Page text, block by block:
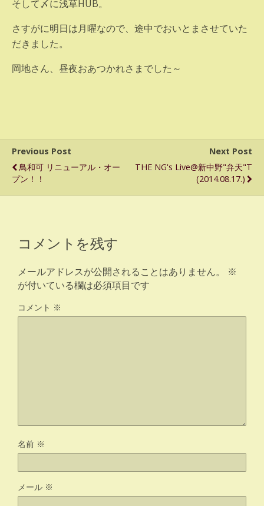
そして〆に浅草HUB。
さすがに明日は月曜なので、途中でおいとまさせていた
だきました。
岡地さん、昼夜おあつかれさまでした～
Previous Post
鳥和可 リニューアル・オー
プン！！
Next Post
THE NG's Live@新中野"弁天"T
(2014.08.17.)
コメントを残す
メールアドレスが公開されることはありません。
※
が付いている欄は必須項目です
コメント ※
名前 ※
メール ※